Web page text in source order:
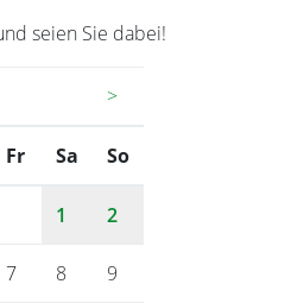
seien Sie dabei!
>
Fr eitag
Sa mstag
So
1 2
7 8 9